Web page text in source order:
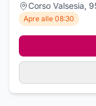
Corso Valsesia,
Apre alle 08:30